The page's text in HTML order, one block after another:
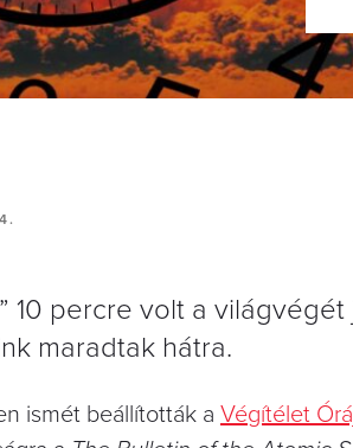
10 percre volt a
maradtak hátra.
ismét beállították a Végítélet